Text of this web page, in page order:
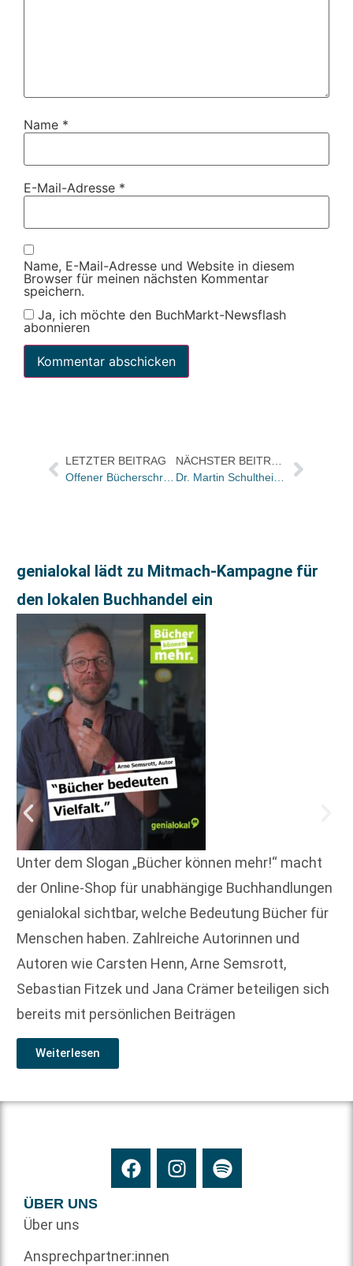
Name *
E-Mail-Adresse *
Name, E-Mail-Adresse und Website in diesem
Browser für meinen nächsten Kommentar
speichern.
Ja, ich möchte den BuchMarkt-Newsflash
abonnieren
LETZTER BEITRAG
Offener Bücherschrank jetzt auch in Frankfurt am Main
genialokal lädt zu Mitmach-Kampagne für
den lokalen Buchhandel ein
Unter dem Slogan „Bücher können mehr!“ macht
der Online-Shop für unabhängige Buchhandlungen
genialokal sichtbar, welche Bedeutung Bücher für
Menschen haben. Zahlreiche Autorinnen und
Autoren wie Carsten Henn, Arne Semsrott,
Sebastian Fitzek und Jana Crämer beteiligen sich
bereits mit persönlichen Beiträgen
Weiterlesen
ÜBER UNS
Über uns
Ansprechpartner:innen